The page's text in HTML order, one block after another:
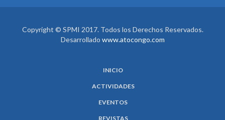
Copyright © SPMI 2017. Todos los Derechos Reservados.
Desarrollado www.atocongo.com
INICIO
ACTIVIDADES
EVENTOS
REVISTAS